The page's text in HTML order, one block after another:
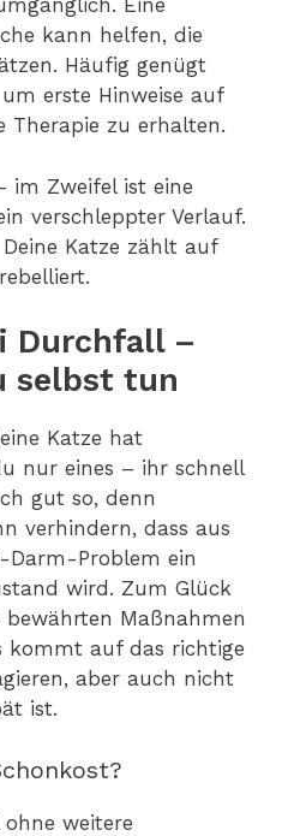
Eine
kann helfen, die
Häufig genügt
erste Hinweise auf
Therapie zu erhalten.
im Zweifel ist eine
verschleppter Verlauf.
Katze zählt auf
Durchfall –
selbst tun
Katze hat
nur eines – ihr schnell
gut so, denn
verhindern, dass aus
Darm-Problem ein
wird. Zum Glück
Maßnahmen
kommt auf das richtige
aber auch nicht
ist.
weitere